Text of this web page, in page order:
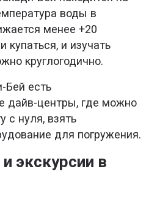
воды в
менее +20
купаться, и изучать
круглогодично.
есть
дайв-центры, где можно
с нуля, взять
для погружения.
экскурсии в